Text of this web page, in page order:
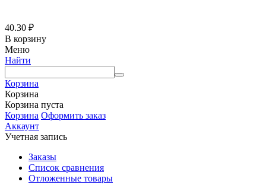
40.30 ₽
В корзину
Меню
Найти
Корзина
Корзина
Корзина пуста
Корзина Оформить заказ
Аккаунт
Учетная запись
Заказы
Список сравнения
Отложенные товары